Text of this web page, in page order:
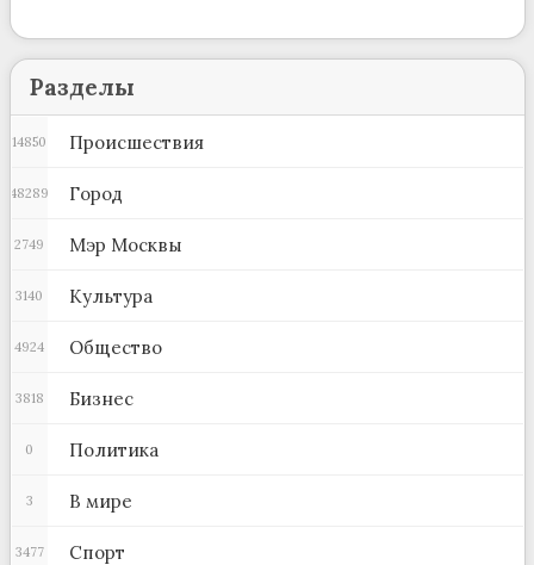
Разделы
Происшествия
14850
Город
48289
Мэр Москвы
2749
Культура
3140
Общество
4924
Бизнес
3818
Политика
0
В мире
3
Спорт
3477